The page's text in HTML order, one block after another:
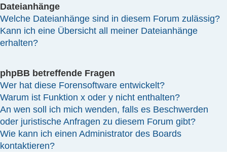
Dateianhänge
Welche Dateianhänge sind in diesem Forum zulässig?
Kann ich eine Übersicht all meiner Dateianhänge
erhalten?
phpBB betreffende Fragen
Wer hat diese Forensoftware entwickelt?
Warum ist Funktion x oder y nicht enthalten?
An wen soll ich mich wenden, falls es Beschwerden
oder juristische Anfragen zu diesem Forum gibt?
Wie kann ich einen Administrator des Boards
kontaktieren?